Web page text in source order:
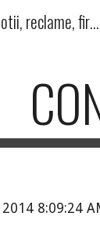
Preturi, oferte, anunturi, promotii, reclame, firme, produse, servicii
8:09:24